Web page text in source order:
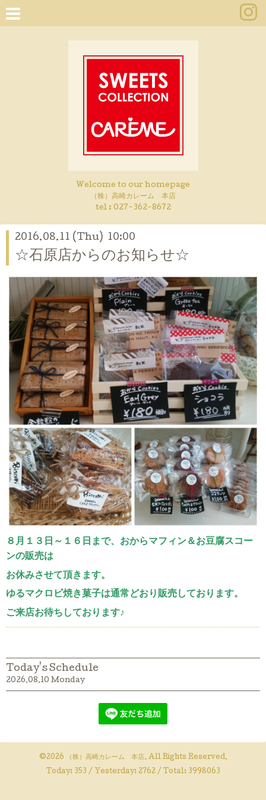
Welcome to our homepage
（株）高崎カレーム 本店
tel : 027-362-8672
2016.08.11 (Thu) 10:00
☆石原店からのお知らせ☆
８月１３日～１６日まで、おからマフィン＆お豆腐スコー
ンの販売は
お休みさせて頂きます。
ゆるマクロビ焼き菓子は通常どおり販売しております。
ご来店お待ちしております♪
Today's Schedule
2026.08.10 Monday
©2026 （株）高崎カレーム 本店. All Rights Reserved.
Today: 353 / Yesterday: 2762/ Total: 3998063